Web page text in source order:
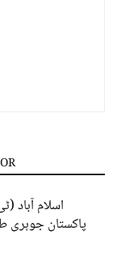
اسلام آباد